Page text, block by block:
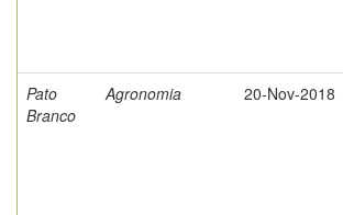
Pato
Branco
Agronomia 20-Nov-2018